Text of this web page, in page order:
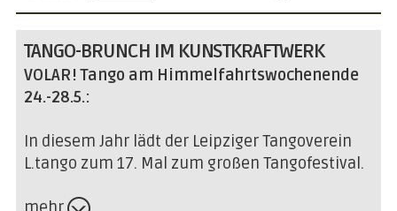
TANGO-BRUNCH IM KUNSTKRAFTWERK
VOLAR! Tango am Himmelfahrtswochenende
24.-28.5.:
In diesem Jahr lädt der Leipziger Tangoverein
L.tango zum 17. Mal zum großen Tangofestival.